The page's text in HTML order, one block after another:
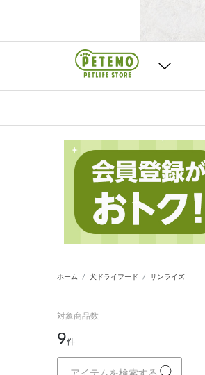
ホーム 犬ドライフード サンライズ
対象商品数
9件